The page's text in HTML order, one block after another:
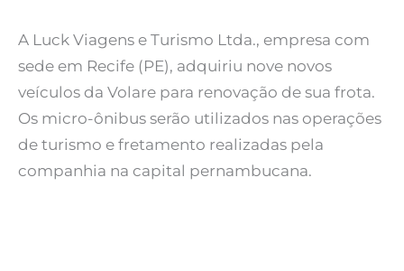
A Luck Viagens e Turismo Ltda., empresa com
sede em Recife (PE), adquiriu nove novos
veículos da Volare para renovação de sua frota.
Os micro-ônibus serão utilizados nas operações
de turismo e fretamento realizadas pela
companhia na capital pernambucana.